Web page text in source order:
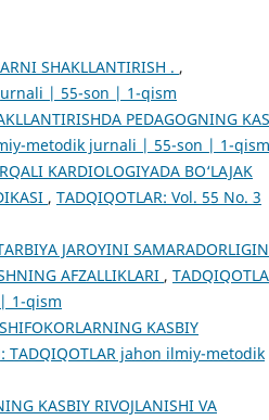
SHAKLLANTIRISH . ,
jurnali | 55-son | 1-qism
PEDAGOGNING
metodik jurnali | 55-son | 1-qism
KARDIOLOGIYADA BO‘LAJAK
, TADQIQOTLAR: Vol. 55 No. 3
JAROYINI
AFZALLIKLARI ,
1-qism
KASBIY
TADQIQOTLAR jahon ilmiy-metodik
KASBIY RIVOJLANISHI VA